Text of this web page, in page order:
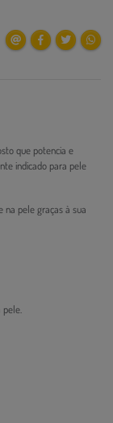
que potencia e
indicado para pele
na pele graças à sua